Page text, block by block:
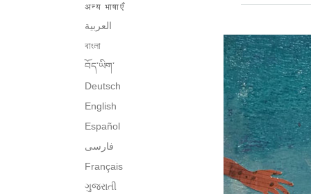
अन्य भाषाएँ
العربية
বাংলা
བོད་ཡིག་
Deutsch
English
Español
فارسی
Français
ગુજરાતી